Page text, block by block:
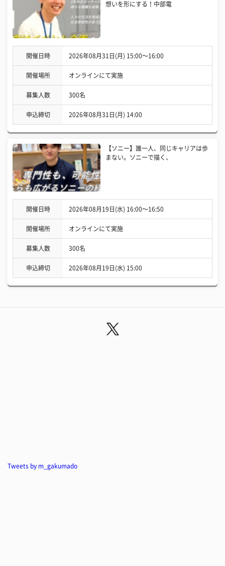
想いを形にする！中部電
開催日時 2026年08月31日(月) 15:00〜16:00
開催場所 オンラインにて実施
募集人数 300名
申込締切 2026年08月31日(月) 14:00
【ソニー】誰一人、同じキャリアは歩
まない。ソニーで描く、
開催日時 2026年08月19日(水) 16:00〜16:50
開催場所 オンラインにて実施
募集人数 300名
申込締切 2026年08月19日(水) 15:00
Tweets by m_gakumado